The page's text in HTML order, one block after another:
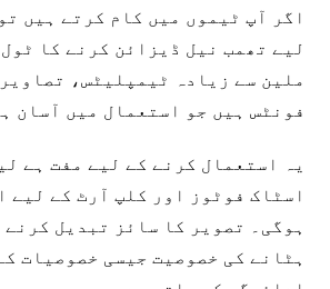
اگر آپ ٹیموں میں کام کرتے ہیں
ملین سے زیادہ ٹیمپلیٹس،
فونٹس ہیں جو استعمال میں آسان
یہ استعمال کرنے کے لیے مفت ہے
اسٹاک فوٹوز اور کلپ آرٹ کے لیے
ہوگی۔ تصویر کا سائز تبدیل کرنے
ہٹانے کی خصوصیت جیسی خصوصیات